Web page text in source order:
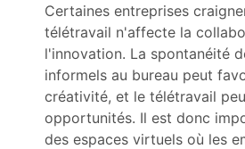
Certaines entreprises
télétravail n'affecte la
l'innovation. La spontanéité
informels au bureau peut
créativité, et le télétravail
opportunités. Il est donc
des espaces virtuels où les